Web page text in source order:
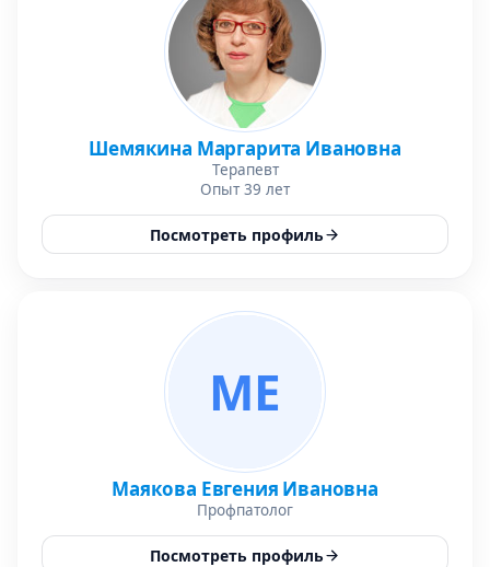
Шемякина Маргарита Ивановна
Терапевт
Опыт 39 лет
Посмотреть профиль
МЕ
Маякова Евгения Ивановна
Профпатолог
Посмотреть профиль